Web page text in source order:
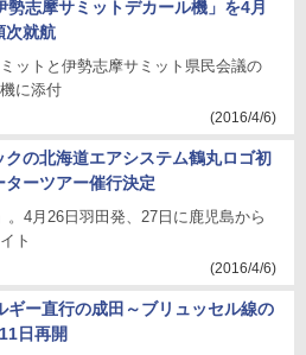
勢志摩サミットデカール機」を4月
次就航
ットと伊勢志摩サミット県民会議の
に添付
(2016/4/6)
クの北海道エアシステム鶴丸ロゴ初
ターツアー催行決定
。4月26日羽田発、27日に鹿児島から
ト
(2016/4/6)
ギー直行の成田～ブリュッセル線の
日再開